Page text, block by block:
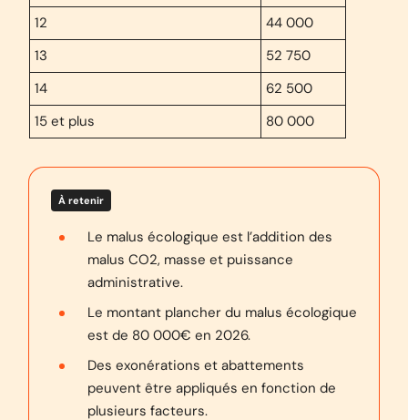
12
44 000
13
52 750
14
62 500
15 et plus
80 000
À retenir
Le malus écologique est l’addition des
malus CO2, masse et puissance
administrative.
Le montant plancher du malus écologique
est de 80 000€ en 2026.
Des exonérations et abattements
peuvent être appliqués en fonction de
plusieurs facteurs.